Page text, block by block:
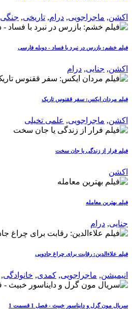
اکشن, ماجراجویی, درام, تاریخی, جنگی
فیلم خشم: بازرس در نبرد با فساد - دوبله فارسی
اکشن, جنایی, درام
فیلم مردان ایکس: سفر ققنوس تاریک
اکشن, ماجراجویی, علمی تخیلی
فیلم فرار از زندگی یا جان سخت
اکشن
فیلم بهترین معامله
جنایی, درام
فیلم علاءالدین: رقابت برای چراغ جادویی
انیمیشن, ماجراجویی, کمدی, خانوادگی,
سریال مون گرل و دایناسور خبیث - فصل 1 قسمت 1